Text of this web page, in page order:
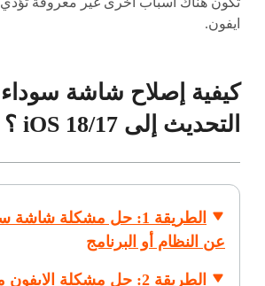
ايفون.
كيفية إصلاح شاشة سوداء
التحديث إلى iOS 18/17 ؟
الطريقة 1: حل مشكلة
عن النظام أو البرنامج
الطريقة 2: حل مشكلة